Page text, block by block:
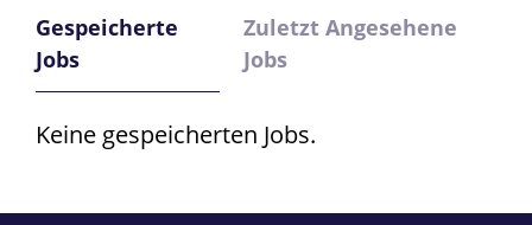
Gespeicherte
Jobs
Zuletzt Angesehene
Jobs
Keine gespeicherten Jobs.